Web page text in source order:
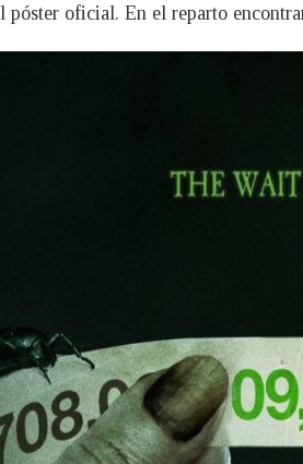
póster oficial. En el reparto